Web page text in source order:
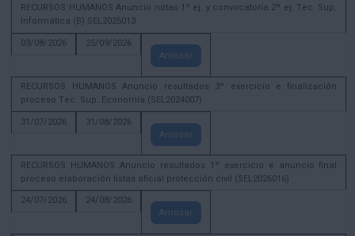
RECURSOS HUMANOS Anuncio notas 1º ej. y convocatoria 2º ej. Tec. Sup.
Informática (B) SEL2025013
03/08/2026
25/09/2026
Amosar
RECURSOS HUMANOS Anuncio resultados 3º exercicio e finalización
proceso Tec. Sup. Economía (SEL2024007)
31/07/2026
31/08/2026
Amosar
RECURSOS HUMANOS Anuncio resultados 1º exercicio e anuncio final
proceso elaboración listas oficial protección civil (SEL2026016)
24/07/2026
24/08/2026
Amosar